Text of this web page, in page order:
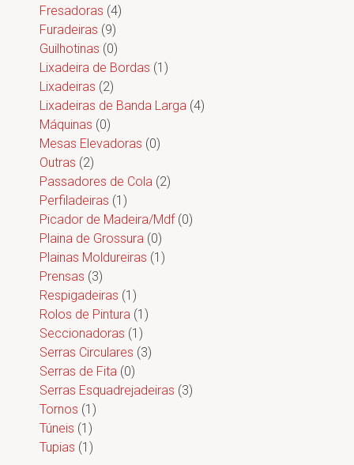
Fresadoras (4)
Furadeiras (9)
Guilhotinas (0)
Lixadeira de Bordas (1)
Lixadeiras (2)
Lixadeiras de Banda Larga (4)
Máquinas (0)
Mesas Elevadoras (0)
Outras (2)
Passadores de Cola (2)
Perfiladeiras (1)
Picador de Madeira/Mdf (0)
Plaina de Grossura (0)
Plainas Moldureiras (1)
Prensas (3)
Respigadeiras (1)
Rolos de Pintura (1)
Seccionadoras (1)
Serras Circulares (3)
Serras de Fita (0)
Serras Esquadrejadeiras (3)
Tornos (1)
Túneis (1)
Tupias (1)